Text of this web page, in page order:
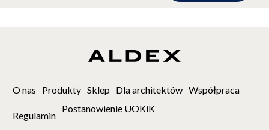
O nas Produkty Sklep Dla architektów Współpraca
Regulamin
Postanowienie UOKiK